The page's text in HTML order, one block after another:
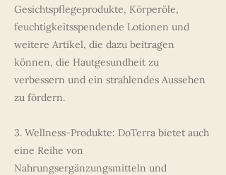
Gesichtspflegeprodukte, Körperöle,
feuchtigkeitsspendende Lotionen und
weitere Artikel, die dazu beitragen
können, die Hautgesundheit zu
verbessern und ein strahlendes Aussehen
zu fördern.
3. Wellness-Produkte: DoTerra bietet auch
eine Reihe von
Nahrungsergänzungsmitteln und